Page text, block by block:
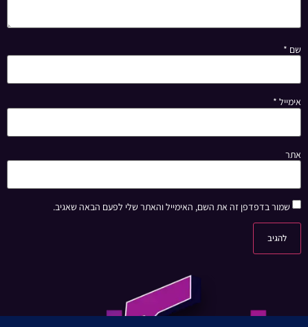
שם *
אימייל *
אתר
שמור בדפדפן זה את השם, האימייל והאתר שלי לפעם הבאה שאגיב.